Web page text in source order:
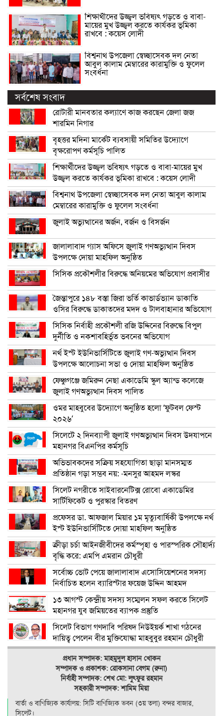
শিক্ষার্থীদের উজ্জ্বল ভবিষ্যৎ গড়তে ও বাবা-
মায়ের মুখ উজ্জ্বল করতে কার্যকর ভূমিকা
রাখবে : কয়েস লোদী
বিশ্বনাথ উপজেলা স্বেচ্ছাসেবক দল নেতা
আবুল কালাম মেম্বারের কারামুক্তি ও ফুলেল
সংবর্ধনা
সর্বশেষ সংবাদ
রোটারী মানবতার কল্যাণে কাজ করছেন জেলা জজ
শারমিন নিগার
বৃহত্তর মদিনা মার্কেট ব্যবসায়ী সমিতির উদ্যোগে
বৃক্ষরোপণ কর্মসূচি পালিত
শিক্ষার্থীদের উজ্জ্বল ভবিষ্যৎ গড়তে ও বাবা-মায়ের মুখ
উজ্জ্বল করতে কার্যকর ভূমিকা রাখবে : কয়েস লোদী
বিশ্বনাথ উপজেলা স্বেচ্ছাসেবক দল নেতা আবুল কালাম
মেম্বারের কারামুক্তি ও ফুলেল সংবর্ধনা
জুলাই অভ্যুত্থানের অর্জন, বর্জন ও বিসর্জন
জালালাবাদ গ্যাস অফিসে জুলাই গণঅভ্যুত্থান দিবস
উপলক্ষে দোয়া মাহফিল অনুষ্ঠিত
সিসিক প্রকৌশলীর বিরুদ্ধে অনিয়মের অভিযোগ প্রবাসীর
জৈন্তাপুরে ১৪৮ বস্তা জিরা ভর্তি কাভার্ডভ্যান ডাকাতি
ওসির বিরুদ্ধে ডাকাতদের মদদ ও টালবাহানার অভিযোগ
সিসিক নির্বাহী প্রকৌশলী রজি উদ্দিনের বিরুদ্ধে বিপুল
দুর্নীতি ও নকশাবহির্ভূত ভবনের অভিযোগ
নর্থ ইস্ট ইউনিভার্সিটিতে জুলাই গণ-অভ্যুত্থান দিবস
উপলক্ষে আলোচনা সভা ও দোয়া মাহফিল অনুষ্ঠিত
ফেঞ্চুগঞ্জে জমিরুন নেছা একাডেমি স্কুল অ্যান্ড কলেজে
জুলাই গণঅভ্যুত্থান দিবস পালিত
ওমর মাহবুবের উদ্যোগে অনুষ্ঠিত হলো ‘ফুটবল ফেস্ট
২০২৬’
সিলেটে ২ দিনব্যাপী জুলাই গণঅভ্যুত্থান দিবস উদযাপনে
মহানগর বিএনপির কর্মসূচি
অভিভাবকদের সক্রিয় সহযোগিতা ছাড়া মানসম্মত
প্রতিষ্ঠান গড়া সম্ভব নয়: -মনসুর আহমদ লস্কর
সিলেট নগরীতে সাইবারনেটিক্স রোবো একাডেমির
সার্টিফিকেট ও পুরস্কার বিতরণ
প্রফেসর ডা. আফজাল মিয়ার ১ম মৃত্যুবার্ষিকী উপলক্ষে নর্থ
ইস্ট ইউনিভার্সিটিতে দোয়া মাহফিল অনুষ্ঠিত
ক্রীড়া চর্চা আইনজীবীদের কর্মস্পৃহা ও পারস্পরিক সৌহার্দ্য
বৃদ্ধি করে: এমপি এমরান চৌধুরী
সর্বোচ্চ ভোট পেয়ে জালালাবাদ এসোসিয়েশনের সদস্য
নির্বাচিত হলেন ব্যারিস্টার ফয়েজ উদ্দিন আহমদ
১৩ আগস্ট কেন্দ্রীয় সদস্য সম্মেলন সফল করতে সিলেট
মহানগর যুব জমিয়তের ব্যাপক প্রস্তুতি
সিলেট বিভাগ গণদাবি পরিষদ নিউইয়র্ক শাখা গঠনের
দায়িত্ব পেলেন বীর মুক্তিযোদ্ধা মাহবুবুর রহমান চৌধুরী
প্রধান সম্পাদক: মাহমুদুল হাসান খোকন
সম্পাদক ও প্রকাশক: রোকসানা বেগম (রুনা)
নির্বাহী সম্পাদক: শেখ মো: লুৎফুর রহমান
সহকারী সম্পাদক: শামিম মিয়া
বার্তা ও বাণিজ্যিক কার্যালয়: সিটি বাণিজ‍্যিক ভবন (৩য় তলা) বন্দর বাজার,
সিলেট।